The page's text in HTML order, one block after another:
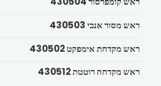
ראש מסור אנכי 430503
ראש מקדחת אימפקט 430502
ראש מקדחה רוטטת 430512